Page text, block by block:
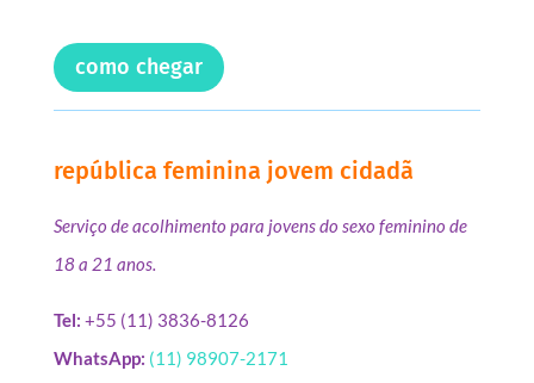
como chegar
república feminina jovem cidadã
Serviço de acolhimento para jovens do sexo feminino de
18 a 21 anos.
Tel: +55 (11) 3836-8126
WhatsApp: (11) 98907-2171